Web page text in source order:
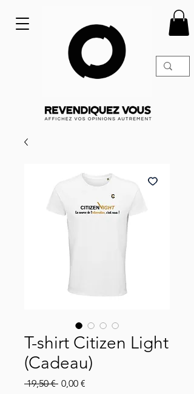
T-shirt Citizen Light
(Cadeau)
19,50 € Běžná
0,00 €